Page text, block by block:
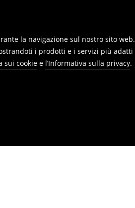
la navigazione sul nostro sito
i prodotti e i servizi più
sui cookie e l’Informativa sulla privacy.